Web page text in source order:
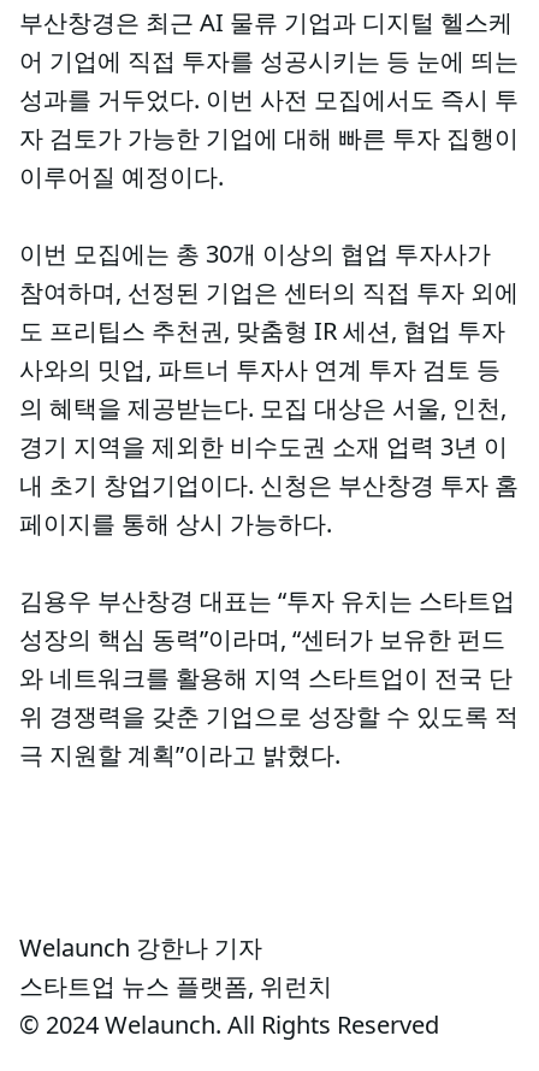
부산창경은 최근 AI 물류 기업과 디지털 헬스케
어 기업에 직접 투자를 성공시키는 등 눈에 띄는
성과를 거두었다. 이번 사전 모집에서도 즉시 투
자 검토가 가능한 기업에 대해 빠른 투자 집행이
이루어질 예정이다.
이번 모집에는 총 30개 이상의 협업 투자사가
참여하며, 선정된 기업은 센터의 직접 투자 외에
도 프리팁스 추천권, 맞춤형 IR 세션, 협업 투자
사와의 밋업, 파트너 투자사 연계 투자 검토 등
의 혜택을 제공받는다. 모집 대상은 서울, 인천,
경기 지역을 제외한 비수도권 소재 업력 3년 이
내 초기 창업기업이다. 신청은 부산창경 투자 홈
페이지를 통해 상시 가능하다.
김용우 부산창경 대표는 “투자 유치는 스타트업
성장의 핵심 동력”이라며, “센터가 보유한 펀드
와 네트워크를 활용해 지역 스타트업이 전국 단
위 경쟁력을 갖춘 기업으로 성장할 수 있도록 적
극 지원할 계획”이라고 밝혔다.
Welaunch 강한나 기자
스타트업 뉴스 플랫폼, 위런치
© 2024 Welaunch. All Rights Reserved